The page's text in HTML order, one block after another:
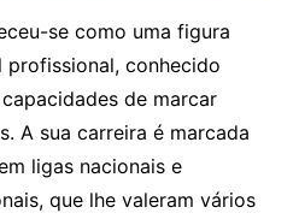
se como uma figura
conhecido
de marcar
A sua carreira é marcada
ligas nacionais e
que lhe valeram vários